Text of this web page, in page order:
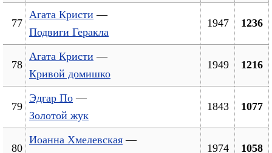
77
Агата Кристи —
Подвиги Геракла
1947 1236
78
Агата Кристи —
Кривой домишко
1949 1216
79
Эдгар По —
Золотой жук
1843 1077
80
Иоанна Хмелевская —
1974 1058